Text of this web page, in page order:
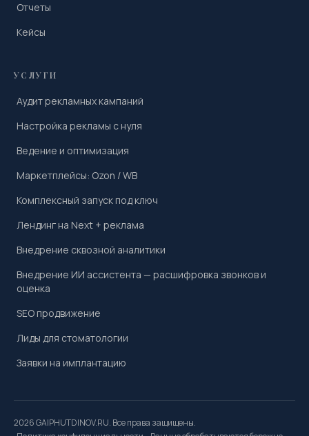
Отчеты
Кейсы
УСЛУГИ
Аудит рекламных кампаний
Настройка рекламы с нуля
Ведение и оптимизация
Маркетплейсы: Ozon / WB
Комплексный запуск под ключ
Лендинг на Next + реклама
Внедрение сквозной аналитики
Внедрение ИИ ассистента — расшифровка звонков и
оценка
SEO продвижение
Лиды для стоматологии
Заявки на имплантацию
2026 GAIPHUTDINOV.RU. Все права защищены.